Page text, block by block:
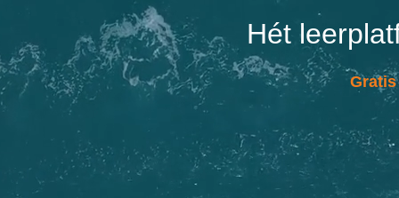
Hét